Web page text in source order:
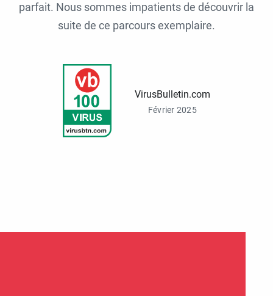
parfait. Nous sommes impatients de découvrir la
suite de ce parcours exemplaire.
VirusBulletin.com
Février 2025